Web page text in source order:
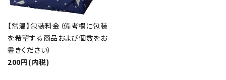
【常温】包装料金（備考欄に包装
を希望する商品および個数をお
書きください）
200円(内税)